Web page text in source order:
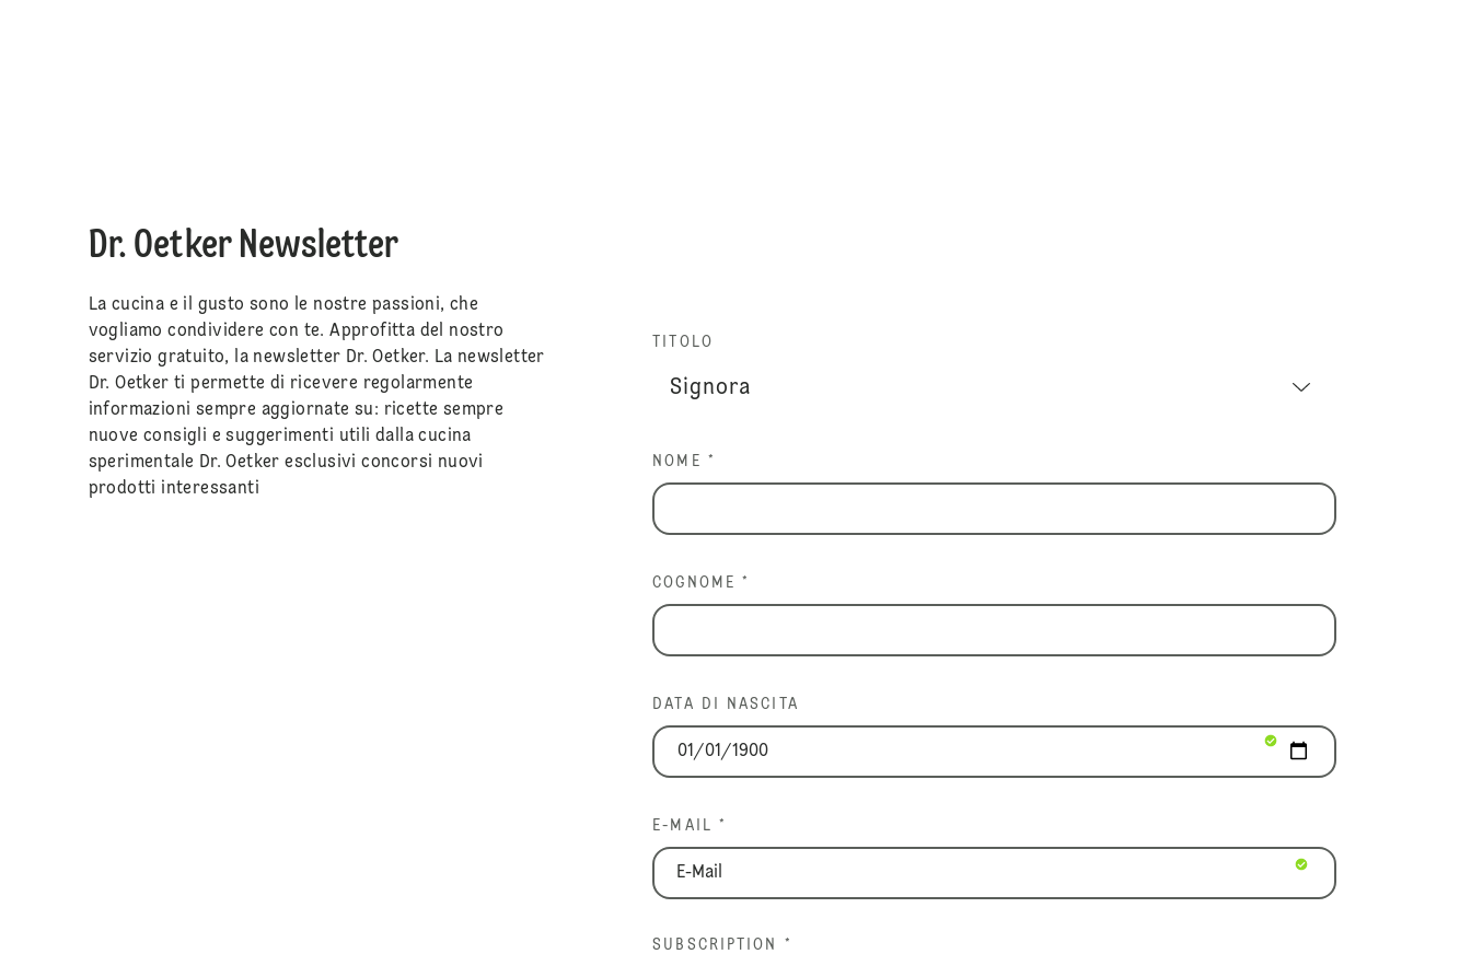
Dr. Oetker Newsletter
La cucina e il gusto sono le nostre passioni, che
vogliamo condividere con te. Approfitta del nostro
servizio gratuito, la newsletter Dr. Oetker. La newsletter
Dr. Oetker ti permette di ricevere regolarmente
informazioni sempre aggiornate su: ricette sempre
nuove consigli e suggerimenti utili dalla cucina
sperimentale Dr. Oetker esclusivi concorsi nuovi
prodotti interessanti
TITOLO
NOME *
COGNOME *
DATA DI NASCITA
E-MAIL *
SUBSCRIPTION *